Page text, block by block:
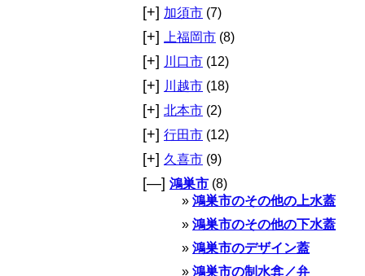
[+] 加須市 (7)
[+] 上福岡市 (8)
[+] 川口市 (12)
[+] 川越市 (18)
[+] 北本市 (2)
[+] 行田市 (12)
[+] 久喜市 (9)
[—] 鴻巣市 (8)
鴻巣市のその他の上水蓋
鴻巣市のその他の下水蓋
鴻巣市のデザイン蓋
鴻巣市の制水弇／弁